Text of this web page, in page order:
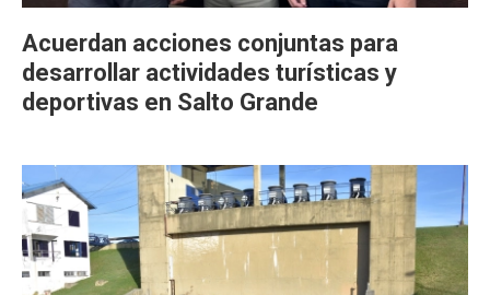
Acuerdan acciones conjuntas para
desarrollar actividades turísticas y
deportivas en Salto Grande